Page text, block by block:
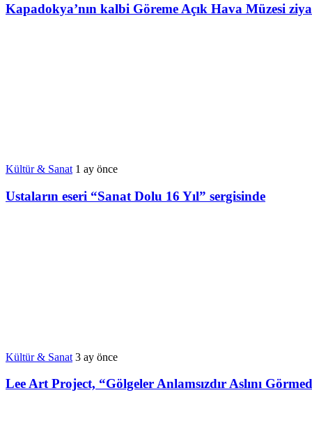
Kapadokya’nın kalbi Göreme Açık Hava Müzesi
Kültür & Sanat 1 ay önce
Ustaların eseri “Sanat Dolu 16 Yıl” sergisinde
Kültür & Sanat 3 ay önce
Lee Art Project, “Gölgeler Anlamsızdır Aslını